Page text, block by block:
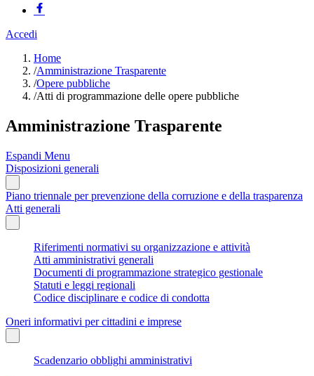
Accedi
Home
/Amministrazione Trasparente
/Opere pubbliche
/Atti di programmazione delle opere pubbliche
Amministrazione Trasparente
Espandi Menu
Disposizioni generali
Piano triennale per prevenzione della corruzione e della trasparenza
Atti generali
Riferimenti normativi su organizzazione e attività
Atti amministrativi generali
Documenti di programmazione strategico gestionale
Statuti e leggi regionali
Codice disciplinare e codice di condotta
Oneri informativi per cittadini e imprese
Scadenzario obblighi amministrativi